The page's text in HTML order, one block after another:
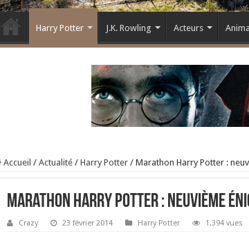
Harry Potter J.K. Rowling Acteurs
Accueil / Actualité / Harry Potter / Marathon Harry Potter :
Marathon Harry Potter : neuvième
Crazy 23 février 2014 Harry Potter 1,394 vues